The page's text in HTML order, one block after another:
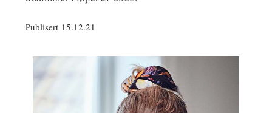
Publisert 15.12.21